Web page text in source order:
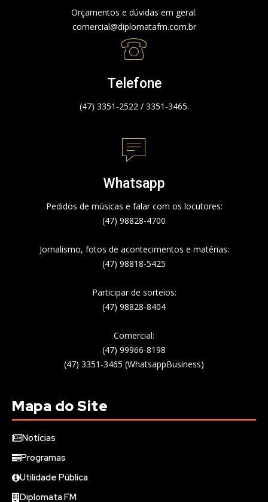
Orçamentos e dúvidas em geral:
comercial@diplomatafm.com.br
Telefone
(47) 3351-2522 / 3351-3465.
Whatsapp
Pedidos de músicas e falar com os locutores:
(47) 98828-4700
Jornalismo, fotos de acontecimentos e matérias:
(47) 98818-5425
Participar de sorteios:
(47) 98828-8404
Comercial:
(47) 99966-8198
(47) 3351-3465 (WhatsappBusiness)
Mapa do Site
Notícias
Programas
Utilidade Pública
Diplomata FM